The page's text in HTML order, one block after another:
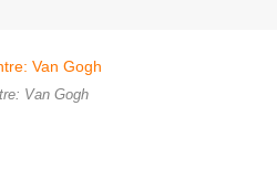
Van Gogh